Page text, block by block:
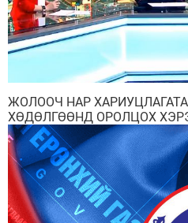
ЖОЛООЧ НАР
ХӨДӨЛГӨӨНД ОРОЛЦОХ